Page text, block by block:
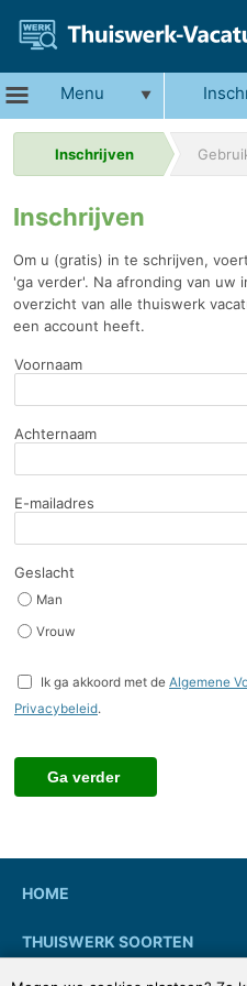
Menu
Inschrijven
Inschrijven
Om u (gratis) in te schrijven,
'ga verder'. Na afronding van uw
overzicht van alle thuiswerk
een account heeft.
Voornaam
Achternaam
E-mailadres
Geslacht
Man
Vrouw
Ik ga akkoord met de Algemene
Privacybeleid.
HOME
THUISWERK SOORTEN